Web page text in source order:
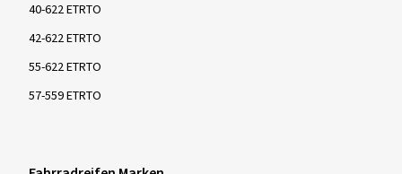
40-622 ETRTO
42-622 ETRTO
55-622 ETRTO
57-559 ETRTO